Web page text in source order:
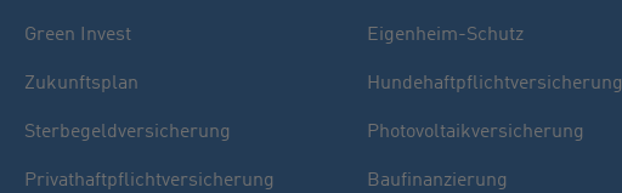
Green Invest
Zukunftsplan
Sterbegeldversicherung
Privathaftpflichtversicherung
Eigenheim-Schutz
Hundehaftpflichtversicherung
Photovoltaikversicherung
Baufinanzierung